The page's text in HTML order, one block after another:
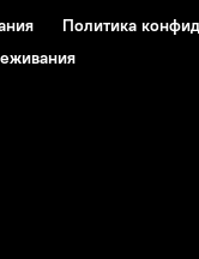
Политика